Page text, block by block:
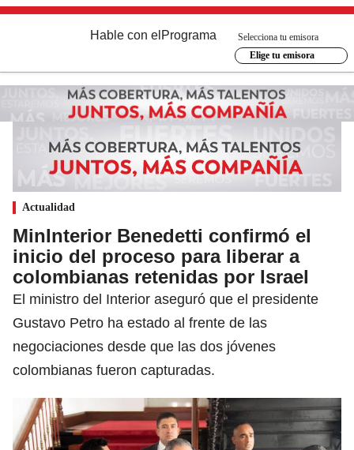
Hable con el Programa
Selecciona tu emisora
Elige tu emisora
Actualidad
MinInterior Benedetti confirmó el
inicio del proceso para liberar a
colombianas retenidas por Israel
El ministro del Interior aseguró que el presidente
Gustavo Petro ha estado al frente de las
negociaciones desde que las dos jóvenes
colombianas fueron capturadas.